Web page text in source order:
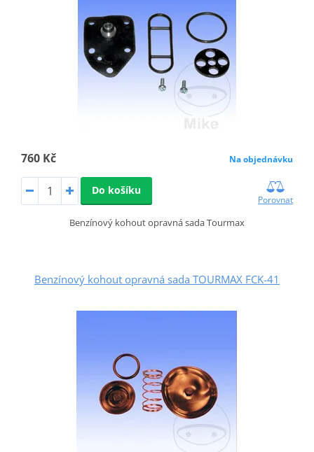
760 Kč Na objednávku
Do košíku
Porovnat
Benzínový kohout opravná sada Tourmax
Benzínový kohout opravná sada TOURMAX FCK-41